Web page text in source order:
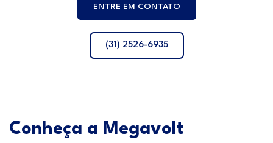
ENTRE EM CONTATO
(31) 2526-6935
Conheça a Megavolt